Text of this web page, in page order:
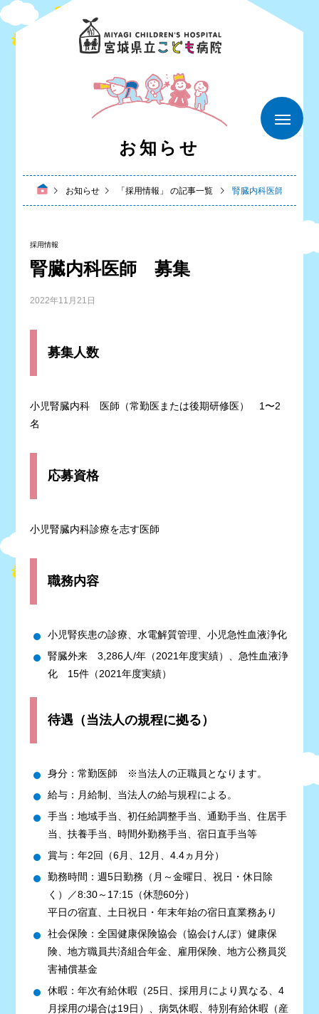
お知らせ
お知らせ 「採用情報」 の記事一覧 腎臓内科医師 募集
採用情報
腎臓内科医師 募集
2022年11月21日
募集人数
小児腎臓内科 医師（常勤医または後期研修医） 1〜2
名
応募資格
小児腎臓内科診療を志す医師
職務内容
小児腎疾患の診療、水電解質管理、小児急性血液浄化
腎臓外来 3,286人/年（2021年度実績）、急性血液浄
化 15件（2021年度実績）
待遇（当法人の規程に拠る）
身分：常勤医師 ※当法人の正職員となります。
給与：月給制、当法人の給与規程による。
手当：地域手当、初任給調整手当、通勤手当、住居手
当、扶養手当、時間外勤務手当、宿日直手当等
賞与：年2回（6月、12月、4.4ヵ月分）
勤務時間：週5日勤務（月～金曜日、祝日・休日除
く）／8:30～17:15（休憩60分）
平日の宿直、土日祝日・年末年始の宿日直業務あり
社会保険：全国健康保険協会（協会けんぽ）健康保
険、地方職員共済組合年金、雇用保険、地方公務員災
害補償基金
休暇：年次有給休暇（25日、採用月により異なる、4
月採用の場合は19日）、病気休暇、特別有給休暇（産